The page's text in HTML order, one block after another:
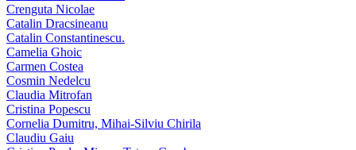
Crenguta Nicolae
Catalin Dracsineanu
Catalin Constantinescu.
Camelia Ghoic
Carmen Costea
Cosmin Nedelcu
Claudia Mitrofan
Cristina Popescu
Cornelia Dumitru, Mihai‑Silviu Chirila
Claudiu Gaiu